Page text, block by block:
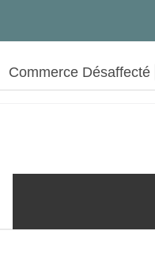
Commerce Désaffecté